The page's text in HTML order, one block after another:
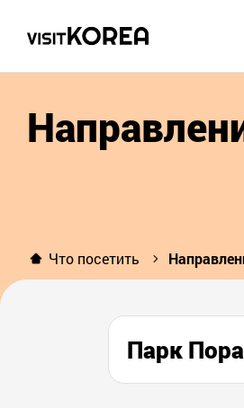
Что посетить
Парк